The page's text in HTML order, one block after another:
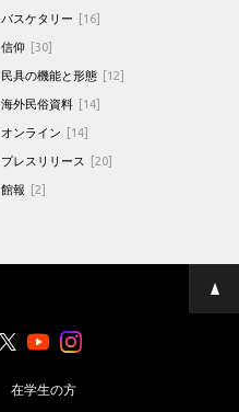
バスケタリー [16]
信仰 [30]
民具の機能と形態 [12]
海外民俗資料 [14]
オンライン [14]
プレスリリース [20]
館報 [2]
ペ
ー
YoutubeYoutube
在学生の方